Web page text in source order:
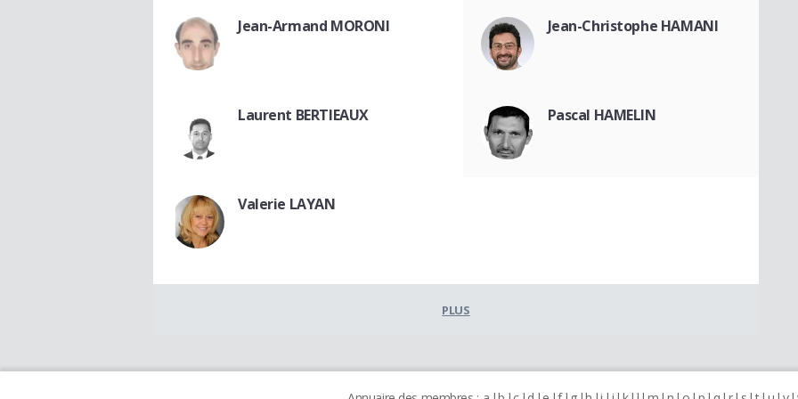
Jean-Armand MORONI Jean-Christophe HAMANI
Laurent BERTIEAUX Pascal HAMELIN
Valerie LAYAN
PLUS